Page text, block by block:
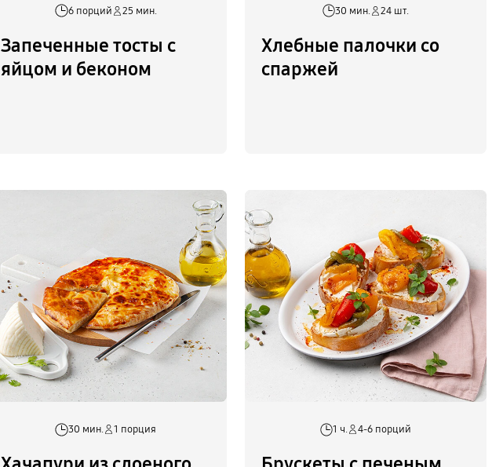
6 порций 25 мин.
Запеченные тосты с
яйцом и беконом
30 мин. 24 шт.
Хлебные палочки со
спаржей
30 мин. 1 порция 1 ч. 4-6 порций